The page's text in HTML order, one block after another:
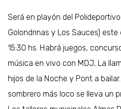
Será en playón del
Golondrinas y Los Sauces)
15:30 hs. Habrá juegos,
música en vivo con MDJ, La
hijos de la Noche y Pont a
sombrero más loco se lleva un